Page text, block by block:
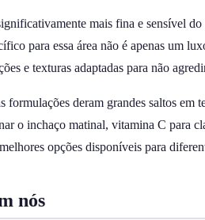
mais fina e sensível
para essa área não é apenas um
e texturas adaptadas para não
formulações deram grandes saltos
o inchaço matinal, vitamina C para
opções disponíveis para
nós